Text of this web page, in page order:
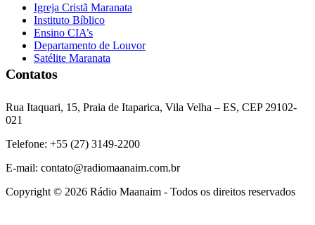
Igreja Cristã Maranata
Instituto Bíblico
Ensino CIA’s
Departamento de Louvor
Satélite Maranata
Contatos
Rua Itaquari, 15, Praia de Itaparica, Vila Velha – ES, CEP 29102-
021
Telefone: +55 (27) 3149-2200
E-mail: contato@radiomaanaim.com.br
Copyright © 2026 Rádio Maanaim - Todos os direitos reservados